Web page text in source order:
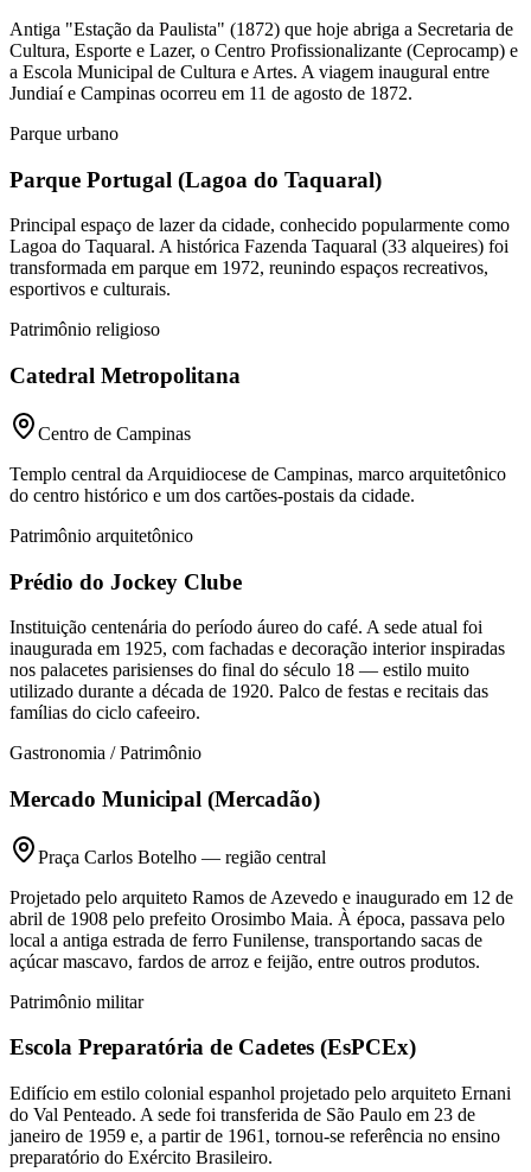
Antiga "Estação da Paulista" (1872) que hoje abriga a Secretaria de
Cultura, Esporte e Lazer, o Centro Profissionalizante (Ceprocamp) e
a Escola Municipal de Cultura e Artes. A viagem inaugural entre
Jundiaí e Campinas ocorreu em 11 de agosto de 1872.
Parque urbano
Parque Portugal (Lagoa do Taquaral)
Principal espaço de lazer da cidade, conhecido popularmente como
Lagoa do Taquaral. A histórica Fazenda Taquaral (33 alqueires) foi
transformada em parque em 1972, reunindo espaços recreativos,
esportivos e culturais.
Patrimônio religioso
Catedral Metropolitana
Centro de Campinas
Templo central da Arquidiocese de Campinas, marco arquitetônico
do centro histórico e um dos cartões-postais da cidade.
Patrimônio arquitetônico
Prédio do Jockey Clube
Instituição centenária do período áureo do café. A sede atual foi
inaugurada em 1925, com fachadas e decoração interior inspiradas
nos palacetes parisienses do final do século 18 — estilo muito
utilizado durante a década de 1920. Palco de festas e recitais das
famílias do ciclo cafeeiro.
Gastronomia / Patrimônio
Mercado Municipal (Mercadão)
Praça Carlos Botelho — região central
Projetado pelo arquiteto Ramos de Azevedo e inaugurado em 12 de
abril de 1908 pelo prefeito Orosimbo Maia. À época, passava pelo
local a antiga estrada de ferro Funilense, transportando sacas de
açúcar mascavo, fardos de arroz e feijão, entre outros produtos.
Patrimônio militar
Escola Preparatória de Cadetes (EsPCEx)
Edifício em estilo colonial espanhol projetado pelo arquiteto Ernani
do Val Penteado. A sede foi transferida de São Paulo em 23 de
janeiro de 1959 e, a partir de 1961, tornou-se referência no ensino
preparatório do Exército Brasileiro.